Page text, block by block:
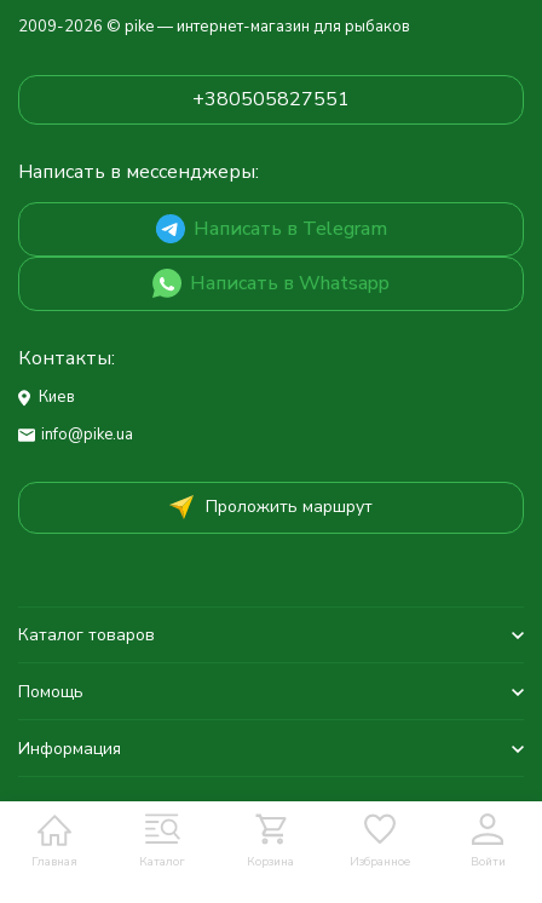
Главная Каталог Корзина Избранное Войти
2009-2026 © pike — интернет-магазин для рыбаков
+380505827551
Написать в мессенджеры:
Написать в Telegram
Написать в Whatsapp
Контакты:
Киев
info@pike.ua
Проложить маршрут
Каталог товаров
Помощь
Информация